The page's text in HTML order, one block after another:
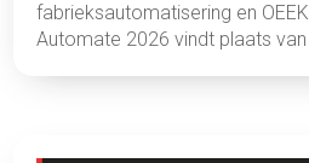
fabrieksautomatisering en
Automate 2026 vindt plaats van